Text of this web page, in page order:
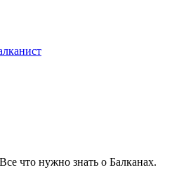
что нужно знать о Балканах.